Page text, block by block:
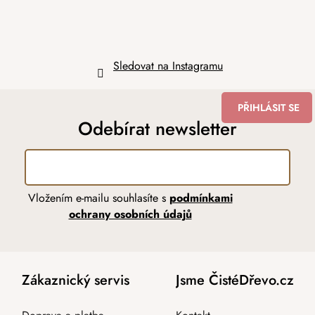
ý
u
Sledovat na Instagramu
Odebírat newsletter
Vložením e-mailu souhlasíte s podmínkami
ochrany osobních údajů
PŘIHLÁSIT SE
Zákaznický servis Jsme ČistéDřevo.cz